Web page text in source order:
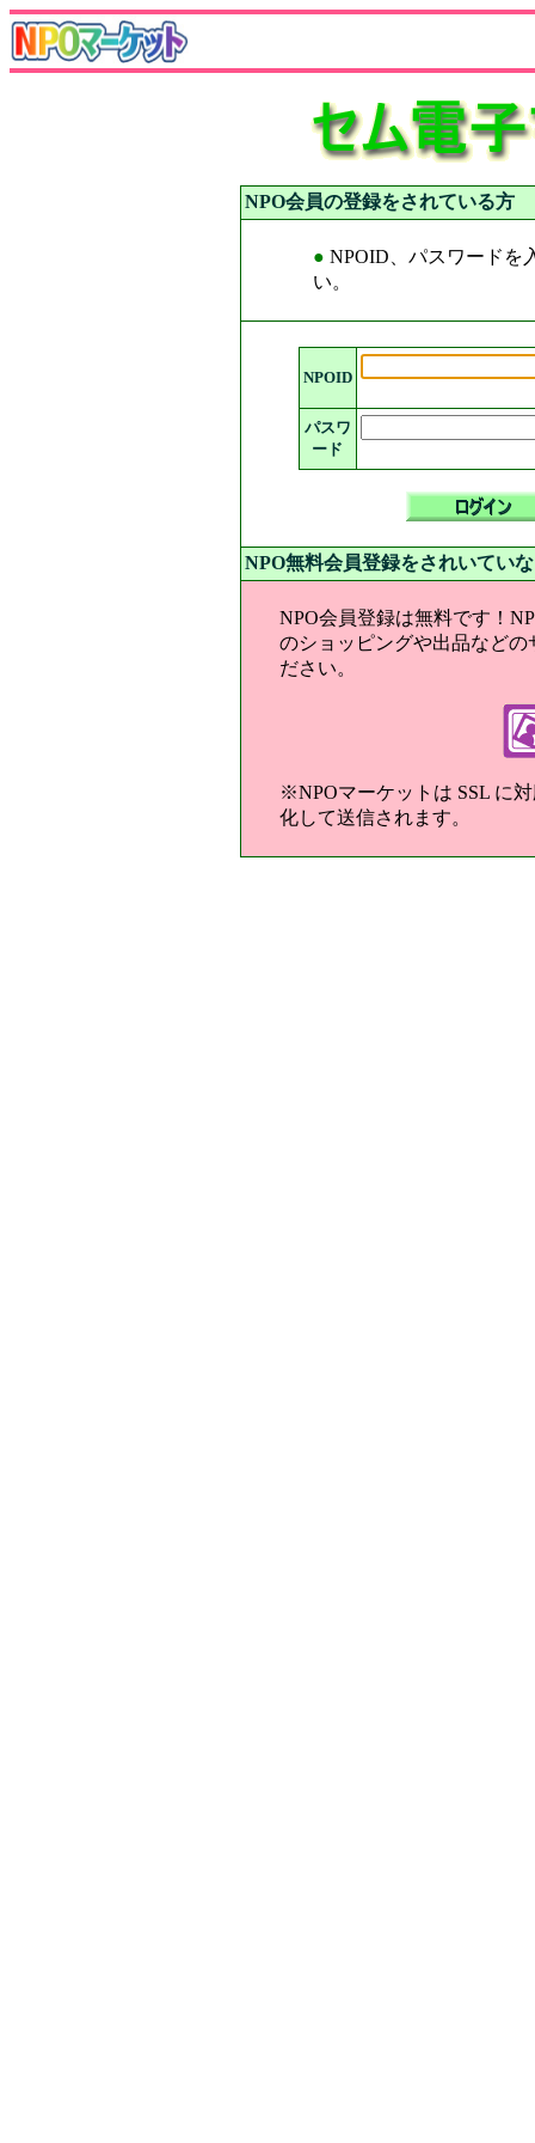
NPO会員の登録をされている方
● NPOID、パスワードを
い。
NPOID
パスワ
ード
NPO無料会員登録をされいてい
NPO会員登録は無料です！
のショッピングや出品など
ださい。
※NPOマーケットは SSL に
化して送信されます。